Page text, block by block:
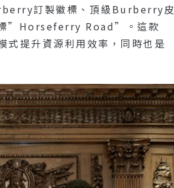
訂製徽標、頂級Burberry皮
標”Horseferry Road”。這款
提升資源利用效率，同時也是